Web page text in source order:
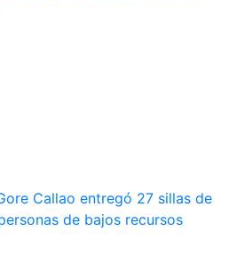
Callao entregó 27 sillas de
de bajos recursos